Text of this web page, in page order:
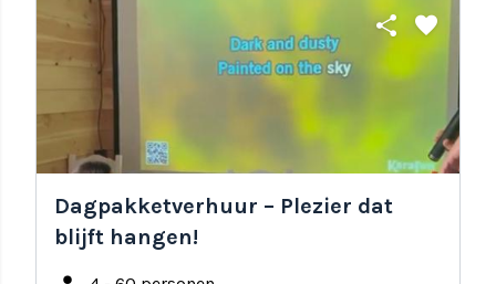
share favorite
Dagpakketverhuur – Plezier dat
blijft hangen!